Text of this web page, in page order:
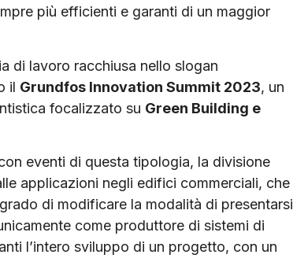
più efficienti e garanti di un maggior
di lavoro racchiusa nello slogan
il Grundfos Innovation Summit 2023, un
focalizzato su Green Building e
eventi di questa tipologia, la divisione
applicazioni negli edifici commerciali, che
di modificare la modalità di presentarsi
come produttore di sistemi di
l’intero sviluppo di un progetto, con un